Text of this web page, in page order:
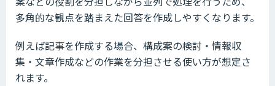
多角的な観点を踏まえた回答を作成しやすくなります。
例えば記事を作成する場合、構成案の検討・情報収
集・文章作成などの作業を分担させる使い方が想定さ
れます。